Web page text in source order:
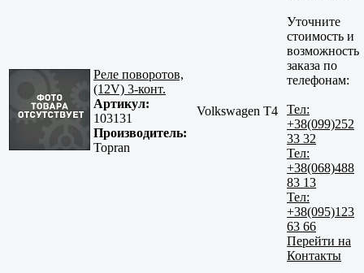
Реле поворотов,
(12V) 3-конт.
Артикул:
103131
Производитель:
Topran
Volkswagen T4
Уточните
стоимость и
возможность
заказа по
телефонам:
Тел:
+38(099)252
33 32
Тел:
+38(068)488
83 13
Тел:
+38(095)123
63 66
Перейти на
Контакты